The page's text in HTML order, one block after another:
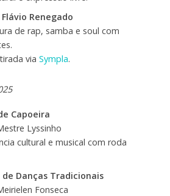
Renegado
de rap, samba e soul com
via Sympla.
Capoeira
Lyssinho
cultural e musical com roda
Danças Tradicionais
Fonseca